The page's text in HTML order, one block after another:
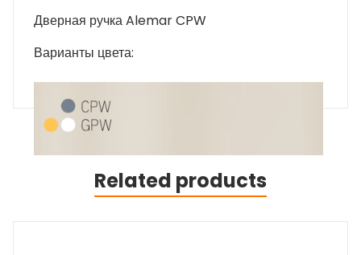
Дверная ручка Alemar CPW
Варианты цвета:
Related products